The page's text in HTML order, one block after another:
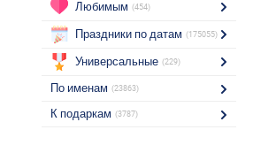
Любимым (454)
Праздники по датам (175055)
Универсальные (229)
По именам (23863)
К подаркам (3787)